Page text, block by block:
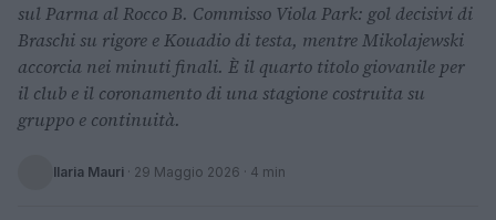
sul Parma al Rocco B. Commisso Viola Park: gol decisivi di
Braschi su rigore e Kouadio di testa, mentre Mikolajewski
accorcia nei minuti finali. È il quarto titolo giovanile per
il club e il coronamento di una stagione costruita su
gruppo e continuità.
Ilaria Mauri · 29 Maggio 2026 · 4 min